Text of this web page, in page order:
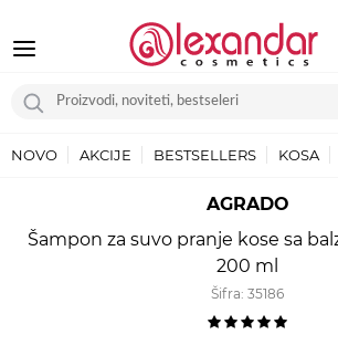
NOVO AKCIJE BESTSELLERS KOSA
AGRADO
Šampon za suvo pranje kose sa
200 ml
Šifra: 35186